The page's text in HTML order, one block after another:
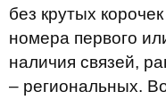
без крутых
номера первого
наличия связей,
– региональных.